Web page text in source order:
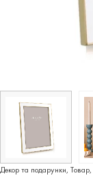
Декор та подарунки, Товар,